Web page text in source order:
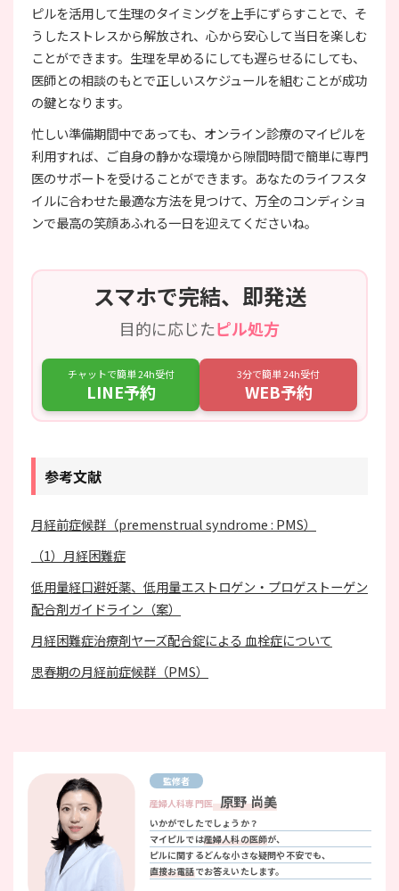
ピルを活用して生理のタイミングを上手にずらすことで、そ
うしたストレスから解放され、心から安心して当日を楽しむ
ことができます。生理を早めるにしても遅らせるにしても、
医師との相談のもとで正しいスケジュールを組むことが成功
の鍵となります。
忙しい準備期間中であっても、オンライン診療のマイピルを
利用すれば、ご自身の静かな環境から隙間時間で簡単に専門
医のサポートを受けることができます。あなたのライフスタ
イルに合わせた最適な方法を見つけて、万全のコンディショ
ンで最高の笑顔あふれる一日を迎えてくださいね。
スマホで完結、即発送
目的に応じたピル処方
チャットで簡単 24h受付
LINE予約
3分で簡単 24h受付
WEB予約
参考文献
月経前症候群（premenstrual syndrome : PMS）
（1）月経困難症
低用量経口避妊薬、低用量エストロゲン・プロゲストーゲン
配合剤ガイドライン（案）
月経困難症治療剤ヤーズ配合錠による 血栓症について
思春期の月経前症候群（PMS）
監修者
産婦人科専門医 原野 尚美
いかがでしたでしょうか？
マイピルでは産婦人科の医師が、
ピルに関するどんな小さな疑問や不安でも、
直接お電話でお答えいたします。